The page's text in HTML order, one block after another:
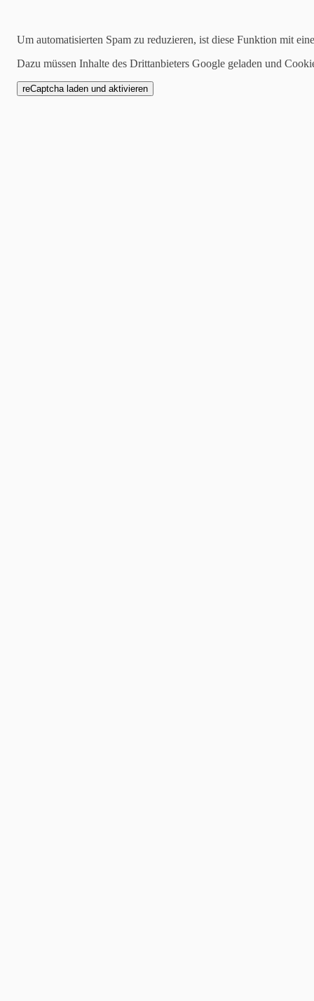
Weitere
70.3. Gdynia
Um automatisierten Spam zu reduzieren, ist diese Funktion mit
Dazu müssen Inhalte des Drittanbieters Google geladen und